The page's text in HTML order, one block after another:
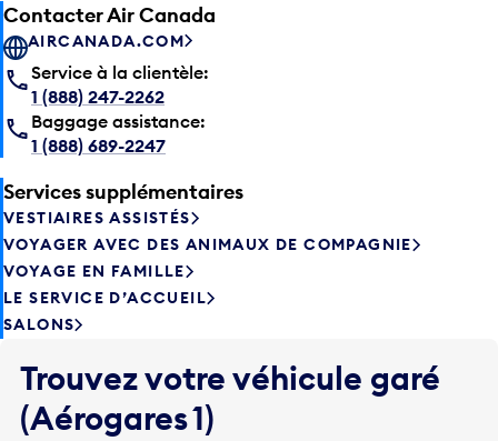
Contacter Air Canada
AIRCANADA.COM
Service à la clientèle:
1 (888) 247-2262
Baggage assistance:
1 (888) 689-2247
Services supplémentaires
VESTIAIRES ASSISTÉS
VOYAGER AVEC DES ANIMAUX DE COMPAGNIE
VOYAGE EN FAMILLE
LE SERVICE D’ACCUEIL
SALONS
Trouvez votre véhicule garé
(Aérogares 1)